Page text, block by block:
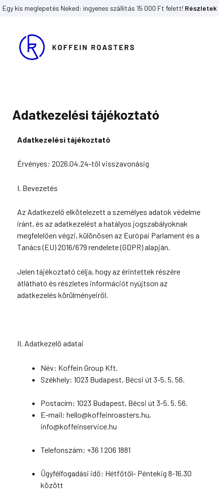
Egy kis meglepetés Neked: ingyenes szállítás 15 000 Ft felett! Részletek
Adatkezelési tájékoztató
Adatkezelési tájékoztató
Érvényes: 2026.04.24-től visszavonásig
I. Bevezetés
Az Adatkezelő elkötelezett a személyes adatok védelme
iránt, és az adatkezelést a hatályos jogszabályoknak
megfelelően végzi, különösen az Európai Parlament és a
Tanács (EU) 2016/679 rendelete (GDPR) alapján.
Jelen tájékoztató célja, hogy az érintettek részére
átlátható és részletes információt nyújtson az
adatkezelés körülményeiről.
II. Adatkezelő adatai
Név: Koffein Group Kft.
Székhely: 1023 Budapest, Bécsi út 3-5. 5. 56.
Postacím: 1023 Budapest, Bécsi út 3-5. 5. 56.
E-mail: hello@koffeinroasters.hu,
info@koffeinservice.hu
Telefonszám: +36 1 206 1881
Ügyfélfogadási idő: Hétfőtől- Péntekig 8-16.30
között